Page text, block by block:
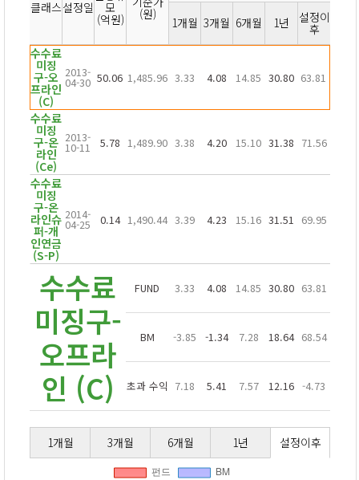
클래스설정일 모
(억원) (원)
1개월 3개월 6개월 1년 설정이
후
수수료
미징
구-오
프라인
(C)
2013-
04-30 50.06 1,485.96 3.33 4.08 14.85 30.80 63.81
수수료
미징
구-온
라인
(Ce)
2013-
10-11 5.78 1,489.90 3.38 4.20 15.10 31.38 71.56
수수료
미징
구-온
라인슈
퍼-개
인연금
(S-P)
2014-
04-25 0.14 1,490.44 3.39 4.23 15.16 31.51 69.95
수수료
미징구-
오프라
인 (C)
FUND 3.33 4.08 14.85 30.80 63.81
BM -3.85 -1.34 7.28 18.64 68.54
초과 수익 7.18 5.41 7.57 12.16 -4.73
1개월 3개월 6개월 1년 설정이후